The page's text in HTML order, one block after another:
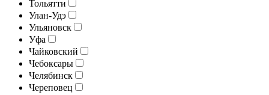
Тольятти
Улан-Удэ
Ульяновск
Уфа
Чайковский
Чебоксары
Челябинск
Череповец